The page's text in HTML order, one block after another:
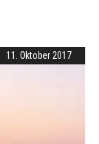
11. Oktober 2017